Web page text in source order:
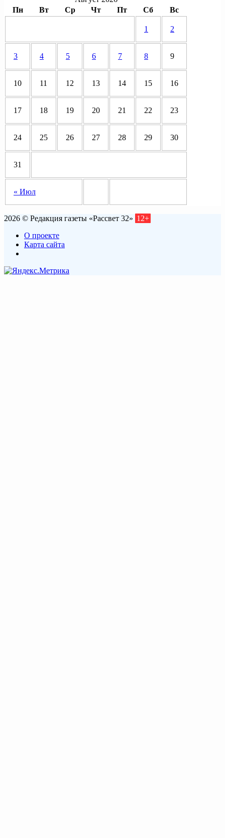
Пн
Вт Ср Чт Пт Сб Вс
« Июл
1 2
3 4 5 6 7 8 9
10 11 12 13 14 15 16
17 18 19 20 21 22 23
24 25 26 27 28 29 30
31
2026 © Редакция газеты «Рассвет 32» 12+
О проекте
Карта сайта